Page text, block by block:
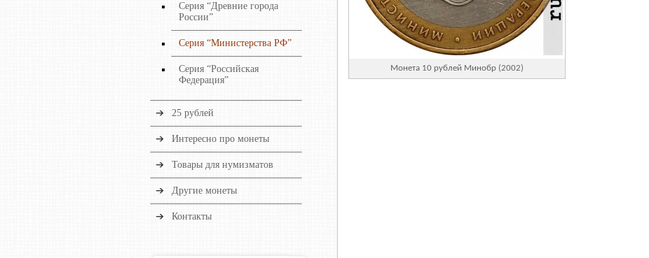
Монета 10 рублей Минобр (2002)
Серия “Древние города
России”
Серия “Министерства РФ”
Серия “Российская
Федерация”
25 рублей
Интересно про монеты
Товары для нумизматов
Другие монеты
Контакты